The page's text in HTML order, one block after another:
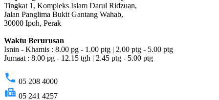
Tingkat 1, Kompleks Islam Darul Ridzuan,
Jalan Panglima Bukit Gantang Wahab,
30000 Ipoh, Perak
Waktu Berurusan
Isnin - Khamis : 8.00 pg - 1.00 ptg | 2.00 ptg - 5.00 ptg
Jumaat : 8.00 pg - 12.15 tgh | 2.45 ptg - 5.00 ptg
phone 05 208 4000
fax 05 241 4257